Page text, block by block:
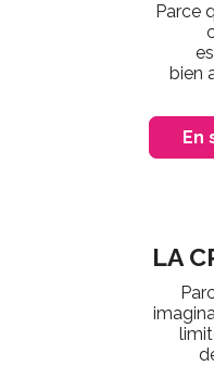
Parce
bien
En
LA